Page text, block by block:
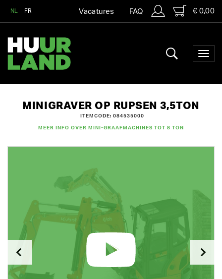
NL FR Vacatures FAQ € 0,00
MINIGRAVER OP RUPSEN 3,5TON
ITEMCODE: 084535000
MEER INFO OVER MINI-GRAAFMACHINES TOT 8 TON